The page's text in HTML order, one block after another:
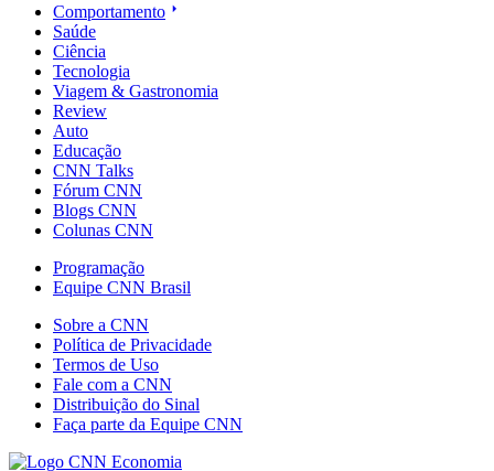
Comportamento
Saúde
Ciência
Tecnologia
Viagem & Gastronomia
Review
Auto
Educação
CNN Talks
Fórum CNN
Blogs CNN
Colunas CNN
Programação
Equipe CNN Brasil
Sobre a CNN
Política de Privacidade
Termos de Uso
Fale com a CNN
Distribuição do Sinal
Faça parte da Equipe CNN